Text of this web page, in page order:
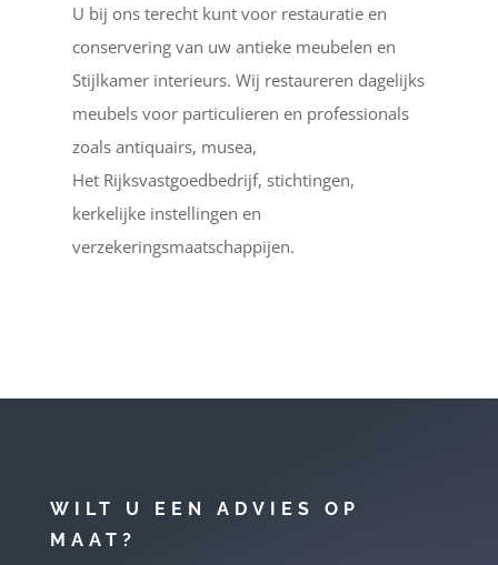
U bij ons terecht kunt voor restauratie en
conservering van uw antieke meubelen en
Stijlkamer interieurs. Wij restaureren dagelijks
meubels voor particulieren en professionals
zoals antiquairs, musea,
Het Rijksvastgoedbedrijf, stichtingen,
kerkelijke instellingen en
verzekeringsmaatschappijen.
WILT U EEN ADVIES OP
MAAT?